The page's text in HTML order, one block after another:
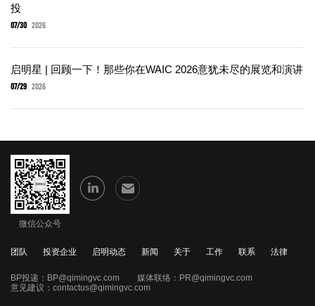
投
07/30 2026
启明星 | 回顾一下！那些你在WAIC 2026意犹未尽的展览和演讲
07/29 2026
微信公众号
团队 投资企业 启明动态 新闻 关于 工作 联系 法律
BP投递： BP@qimingvc.com 媒体联络： PR@qimingvc.com
意见建议： contactus@qimingvc.com